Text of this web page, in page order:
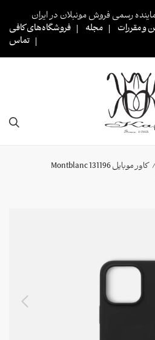
رسمی فروش مونبلان در ایران
و مقررات مجله
فروشگاه‌های کافی
تماس
/
کاور موبایل Montblanc 131196